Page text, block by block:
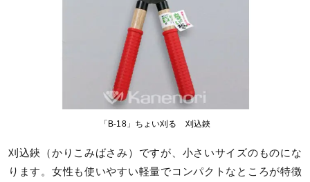
「B-18」ちょい刈る 刈込鋏
刈込鋏（かりこみばさみ）ですが、小さいサイズのものにな
ります。女性も使いやすい軽量でコンパクトなところが特徴